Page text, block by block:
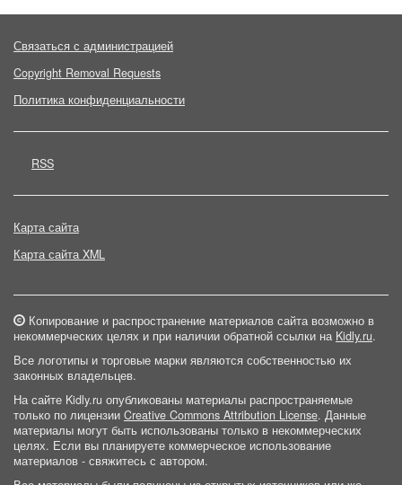
Связаться с администрацией
Copyright Removal Requests
Политика конфиденциальности
RSS
Карта сайта
Карта сайта XML
Копирование и распространение материалов сайта возможно в
некоммерческих целях и при наличии обратной ссылки на Kidly.ru.
Все логотипы и торговые марки являются собственностью их
законных владельцев.
На сайте Kidly.ru опубликованы материалы распространяемые
только по лицензии Creative Commons Attribution License. Данные
материалы могут быть использованы только в некоммерческих
целях. Если вы планируете коммерческое использование
материалов - свяжитесь с автором.